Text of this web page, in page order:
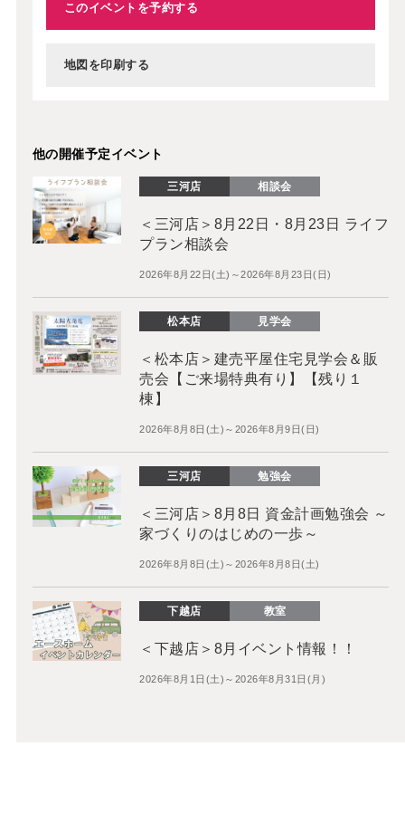
このイベントを予約する
地図を印刷する
他の開催予定イベント
三河店 相談会
＜三河店＞8月22日・8月23日 ライフ
プラン相談会
2026年8月22日(土)～2026年8月23日(日)
松本店 見学会
＜松本店＞建売平屋住宅見学会＆販
売会【ご来場特典有り】【残り１
棟】
2026年8月8日(土)～2026年8月9日(日)
三河店 勉強会
＜三河店＞8月8日 資金計画勉強会 ～
家づくりのはじめの一歩～
2026年8月8日(土)～2026年8月8日(土)
下越店 教室
＜下越店＞8月イベント情報！！
2026年8月1日(土)～2026年8月31日(月)